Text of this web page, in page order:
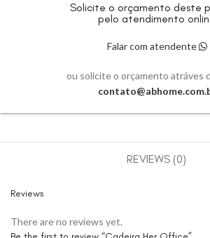
Solicite o orçamento deste
pelo atendimento
Falar com atendente
ou solicite o orçamento atráves
REVIEWS (0)
Reviews
There are no reviews yet.